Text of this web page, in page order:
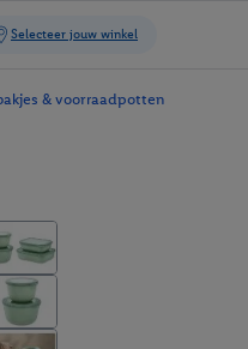
& voorraadpotten